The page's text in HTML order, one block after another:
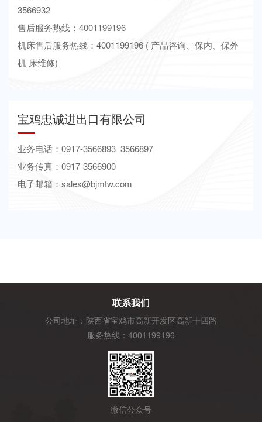
3566932
售后服务热线：4001199196
机床售后服务热线：4001199196 ( 产品咨询、保内、保外
机 床维修)
宝鸡忠诚进出口有限公司
业务电话：0917-3566893 3566897
业务传真：0917-3566900
电子邮箱：sales@bjmtw.com
联系我们
公司地址：陕西省宝鸡市高新开发区高新十四路
服务热线：4001199196
微信公众号